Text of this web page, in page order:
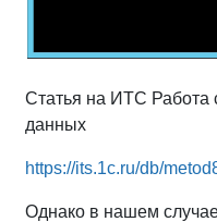
Статья на ИТС
данных
https://its.1c.ru/db/
Однако в нашем